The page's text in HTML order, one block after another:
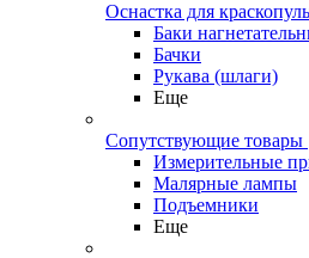
Оснастка для
Баки
Бачки
Рукава (шлаги)
Еще
Сопутствующие товары
Измерительные
Малярные лампы
Подъемники
Еще